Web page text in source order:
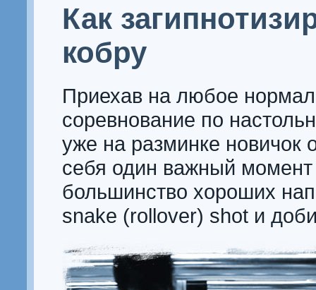
Как
кобру
Приехав на любое
соревнование по
уже на разминке новичок
себя один важный
большинство хороших
snake (rollover) shot и